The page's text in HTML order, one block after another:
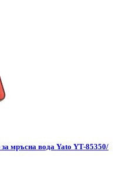
мръсна вода Yato YT-85350/